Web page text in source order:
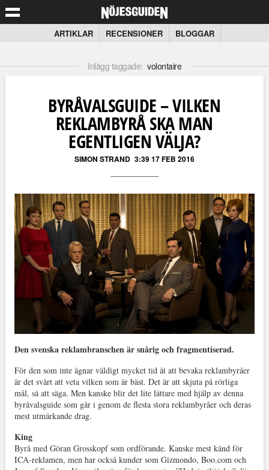
ARTIKLAR RECENSIONER BLOGGAR
Inlägg taggade: volontaire
BYRÅVALSGUIDE – VILKEN
REKLAMBYRÅ SKA MAN
EGENTLIGEN VÄLJA?
SIMON STRAND 3:39 17 FEB 2016
Den svenska reklambranschen är snårig och fragmentiserad.
För den som inte ägnar väldigt mycket tid åt att bevaka reklambyråer
är det svårt att veta vilken som är bäst. Det är att skjuta på rörliga
mål, så att säga. Men kanske blir det lite lättare med hjälp av denna
byråvalsguide som går i genom de flesta stora reklambyråer och deras
mest utmärkande drag.
King
Byrå med Göran Grosskopf som ordförande. Kanske mest känd för
ICA-reklamen, men har också kunder som Gizmondo, Boo.com och